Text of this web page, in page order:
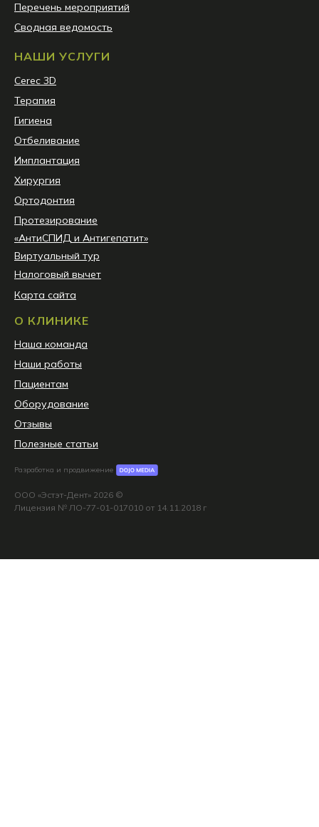
ООО «Эстэт-Дент» 2026 ©
Лицензия № ЛО-77-01-017010 от 14.11.2018 г
О КЛИНИКЕ
Наша команда
Наши работы
Пациентам
Оборудование
Отзывы
Полезные статьи
НАШИ УСЛУГИ
Разработка и продвижение
Сerec 3D
Терапия
Гигиена
Отбеливание
Имплантация
Хирургия
Ортодонтия
Протезирование
«АнтиСПИД и Антигепатит»
Виртуальный тур
Налоговый вычет
Перечень мероприятий
Сводная ведомость
Карта сайта